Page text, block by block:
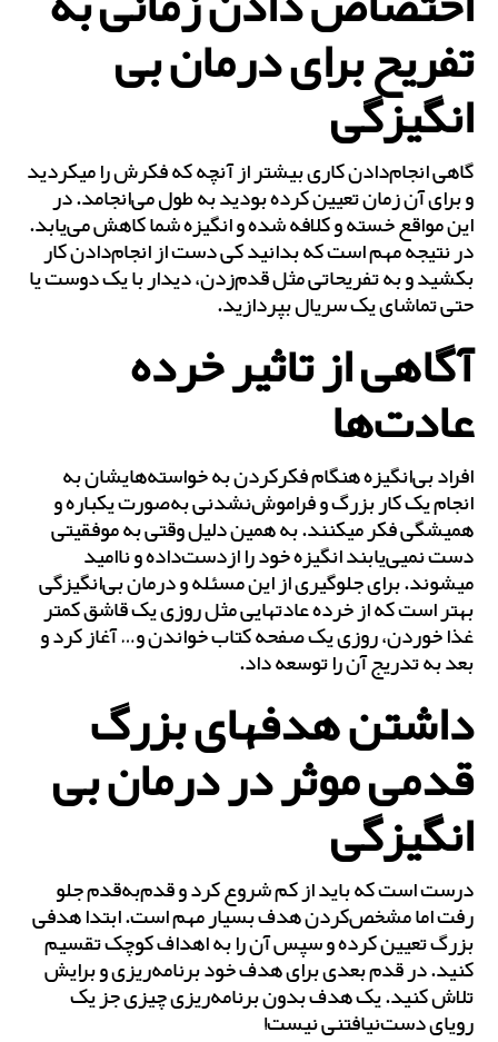
تفریح برای درمان بی
انگیزگی
گاهی انجام‌دادن کاری بیش‎تر از آنچه که فکرش را می‎کردید
و برای آن زمان تعیین کرده بودید به طول می‌انجامد. در
این مواقع خسته و کلافه شده و انگیزه شما کاهش می‌یابد.
در نتیجه مهم است که بدانید کی دست از انجام‌دادن کار
بکشید و به تفریحاتی مثل قدم‌زدن، دیدار با یک دوست یا
حتی تماشای یک سریال بپردازید.
آگاهی از تاثیر خرده
عادت‌ها
افراد بی‌انگیزه هنگام فکرکردن به خواسته‌هایشان به
انجام یک کار بزرگ و فراموش‌نشدنی به‌صورت یک‎باره و
همیشگی فکر می‎کنند. به همین دلیل وقتی به موفقیتی
دست نمی‎ی‌یابند انگیزه خود را ازدست‌داده و ناامید
می‎شوند. برای جلوگیری از این مسئله و درمان بی‌‎انگیزگی
بهتر است که از خرده عادت‎هایی مثل روزی یک قاشق کم‎تر
غذا خوردن، روزی یک صفحه کتاب خواندن و… آغاز کرد و
بعد به‌ تدریج آن را توسعه داد.
داشتن هدف‎های بزرگ
قدمی موثر در درمان بی
انگیزگی
درست است که باید از کم شروع کرد و قدم‌به‌قدم جلو
رفت اما مشخص‌کردن هدف بسیار مهم است. ابتدا هدفی
بزرگ تعیین کرده و سپس آن را به اهداف کوچک تقسیم
کنید. در قدم بعدی برای هدف خود برنامه‌‎ریزی و برایش
تلاش کنید. یک هدف بدون برنامه‌‎ریزی چیزی جز یک
رویای دست‌نیافتنی نیست!